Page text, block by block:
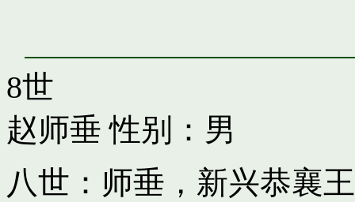
8世
赵师垂 性别：男
八世：师垂，新兴恭襄王